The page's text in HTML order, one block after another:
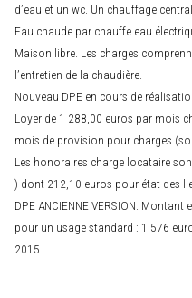
d’eau et un wc. Un chauffage
Eau chaude par chauffe eau
Maison libre. Les charges
l’entretien de la chaudière.
Nouveau DPE en cours de
Loyer de 1 288,00 euros par mois
mois de provision pour charges
Les honoraires charge locataire
) dont 212,10 euros pour état des
DPE ANCIENNE VERSION.
pour un usage standard : 1 576
2015.